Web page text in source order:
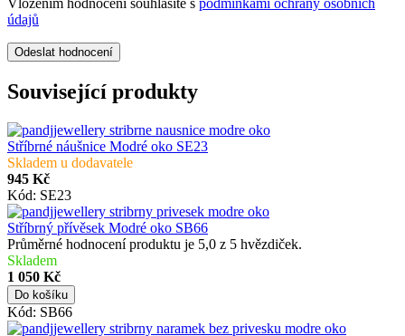
Vložením hodnocení souhlasíte s podmínkami ochrany osobních
údajů
Odeslat hodnocení
Související produkty
Stříbrné náušnice Modré oko SE23
Skladem u dodavatele
945 Kč
Kód: SE23
Stříbrný přívěsek Modré oko SB66
Průměrné hodnocení produktu je 5,0 z 5 hvězdiček.
Skladem
1 050 Kč
Do košíku
Kód: SB66